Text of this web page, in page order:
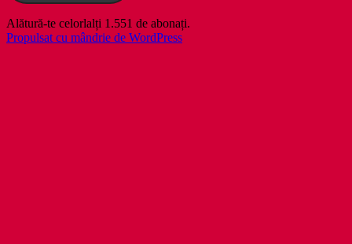
Alătură-te celorlalți 1.551 de abonați.
Propulsat cu mândrie de WordPress